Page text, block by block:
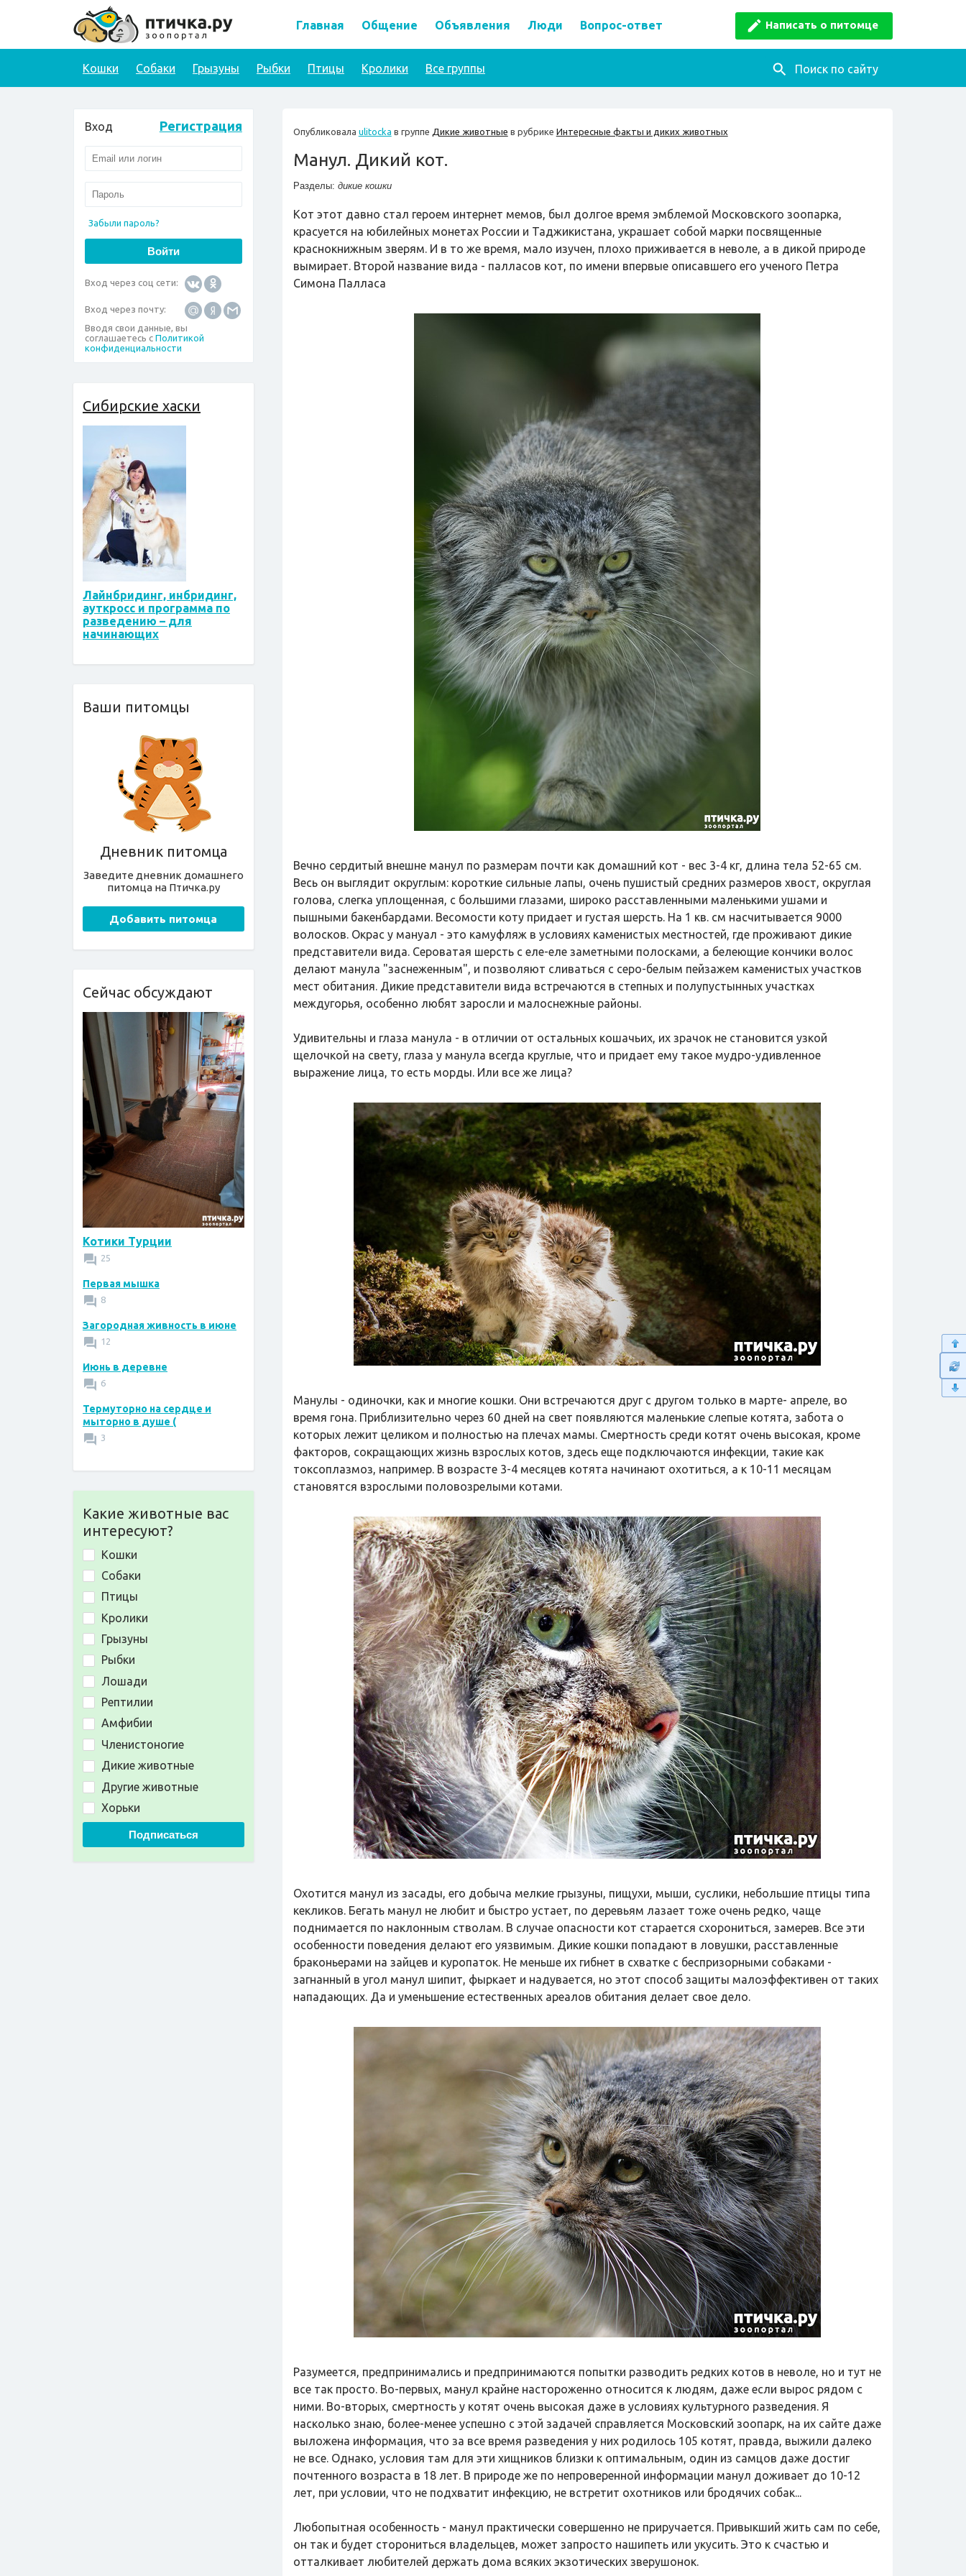
Написать о питомце
Главная Общение Объявления Люди Вопрос-ответ
Поиск по сайту
Кошки Собаки Грызуны Рыбки Птицы Кролики Все группы
Вход Регистрация
Забыли пароль?
Вход через соц сети:
Вход через почту:
Вводя свои данные, вы
соглашаетесь с Политикой
конфиденциальности
Сибирские хаски
Лайнбридинг, инбридинг,
ауткросс и программа по
разведению – для
начинающих
Ваши питомцы
Дневник питомца
Заведите дневник домашнего
питомца на Птичка.ру
Добавить питомца
Сейчас обсуждают
Котики Турции
25
Первая мышка
8
Загородная живность в июне
12
Июнь в деревне
6
Термуторно на сердце и
мыторно в душе (
3
Какие животные вас
интересуют?
Кошки
Собаки
Птицы
Кролики
Грызуны
Рыбки
Лошади
Рептилии
Амфибии
Членистоногие
Дикие животные
Другие животные
Хорьки
Подписаться
Опубликовала ulitocka в группе Дикие животные в рубрике Интересные факты и диких животных
Манул. Дикий кот.
Разделы: дикие кошки
Кот этот давно стал героем интернет мемов, был долгое время эмблемой Московского зоопарка,
красуется на юбилейных монетах России и Таджикистана, украшает собой марки посвященные
краснокнижным зверям. И в то же время, мало изучен, плохо приживается в неволе, а в дикой природе
вымирает. Второй название вида - палласов кот, по имени впервые описавшего его ученого Петра
Симона Палласа
Вечно сердитый внешне манул по размерам почти как домашний кот - вес 3-4 кг, длина тела 52-65 см.
Весь он выглядит округлым: короткие сильные лапы, очень пушистый средних размеров хвост, округлая
голова, слегка уплощенная, с большими глазами, широко расставленными маленькими ушами и
пышными бакенбардами. Весомости коту придает и густая шерсть. На 1 кв. см насчитывается 9000
волосков. Окрас у мануал - это камуфляж в условиях каменистых местностей, где проживают дикие
представители вида. Сероватая шерсть с еле-еле заметными полосками, а белеющие кончики волос
делают манула "заснеженным", и позволяют сливаться с серо-белым пейзажем каменистых участков
мест обитания. Дикие представители вида встречаются в степных и полупустынных участках
междугорья, особенно любят заросли и малоснежные районы.
Удивительны и глаза манула - в отличии от остальных кошачьих, их зрачок не становится узкой
щелочкой на свету, глаза у манула всегда круглые, что и придает ему такое мудро-удивленное
выражение лица, то есть морды. Или все же лица?
Манулы - одиночки, как и многие кошки. Они встречаются друг с другом только в марте- апреле, во
время гона. Приблизительно через 60 дней на свет появляются маленькие слепые котята, забота о
которых лежит целиком и полностью на плечах мамы. Смертность среди котят очень высокая, кроме
факторов, сокращающих жизнь взрослых котов, здесь еще подключаются инфекции, такие как
токсоплазмоз, например. В возрасте 3-4 месяцев котята начинают охотиться, а к 10-11 месяцам
становятся взрослыми половозрелыми котами.
Охотится манул из засады, его добыча мелкие грызуны, пищухи, мыши, суслики, небольшие птицы типа
кекликов. Бегать манул не любит и быстро устает, по деревьям лазает тоже очень редко, чаще
поднимается по наклонным стволам. В случае опасности кот старается схорониться, замерев. Все эти
особенности поведения делают его уязвимым. Дикие кошки попадают в ловушки, расставленные
браконьерами на зайцев и куропаток. Не меньше их гибнет в схватке с беспризорными собаками -
загнанный в угол манул шипит, фыркает и надувается, но этот способ защиты малоэффективен от таких
нападающих. Да и уменьшение естественных ареалов обитания делает свое дело.
Разумеется, предпринимались и предпринимаются попытки разводить редких котов в неволе, но и тут не
все так просто. Во-первых, манул крайне настороженно относится к людям, даже если вырос рядом с
ними. Во-вторых, смертность у котят очень высокая даже в условиях культурного разведения. Я
насколько знаю, более-менее успешно с этой задачей справляется Московский зоопарк, на их сайте даже
выложена информация, что за все время разведения у них родилось 105 котят, правда, выжили далеко
не все. Однако, условия там для эти хищников близки к оптимальным, один из самцов даже достиг
почтенного возраста в 18 лет. В природе же по непроверенной информации манул доживает до 10-12
лет, при условии, что не подхватит инфекцию, не встретит охотников или бродячих собак...
Любопытная особенность - манул практически совершенно не приручается. Привыкший жить сам по себе,
он так и будет сторониться владельцев, может запросто нашипеть или укусить. Это к счастью и
отталкивает любителей держать дома всяких экзотических зверушонок.